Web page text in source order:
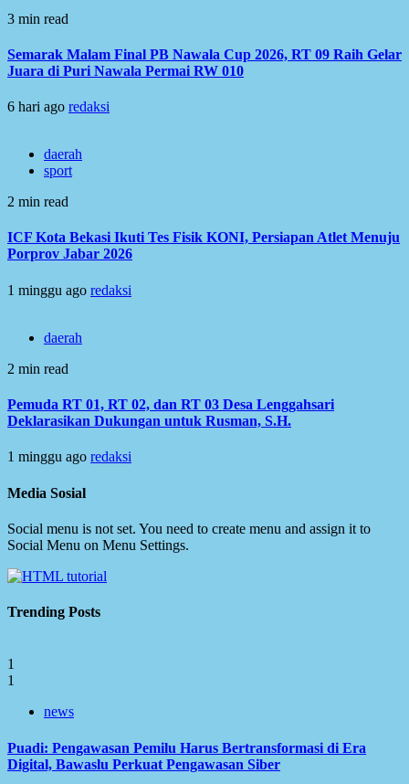
3 min read
Semarak Malam Final PB Nawala Cup 2026, RT 09 Raih Gelar
Juara di Puri Nawala Permai RW 010
6 hari ago redaksi
daerah
sport
2 min read
ICF Kota Bekasi Ikuti Tes Fisik KONI, Persiapan Atlet Menuju
Porprov Jabar 2026
1 minggu ago redaksi
daerah
2 min read
Pemuda RT 01, RT 02, dan RT 03 Desa Lenggahsari
Deklarasikan Dukungan untuk Rusman, S.H.
1 minggu ago redaksi
Media Sosial
Social menu is not set. You need to create menu and assign it to
Social Menu on Menu Settings.
Trending Posts
1
1
news
Puadi: Pengawasan Pemilu Harus Bertransformasi di Era
Digital, Bawaslu Perkuat Pengawasan Siber